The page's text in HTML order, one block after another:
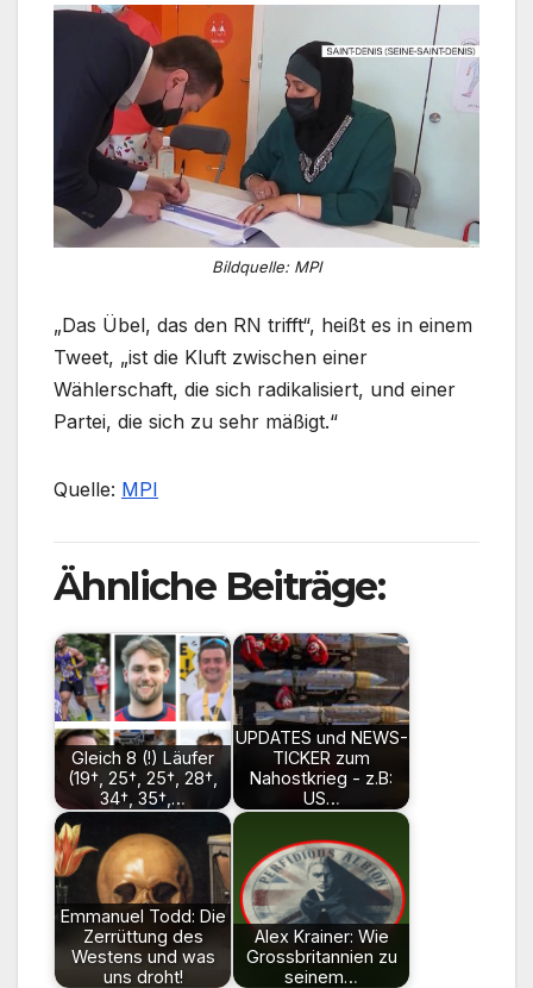
Bildquelle: MPI
„Das Übel, das den RN trifft“, heißt es in einem
Tweet, „ist die Kluft zwischen einer
Wählerschaft, die sich radikalisiert, und einer
Partei, die sich zu sehr mäßigt.“
Quelle: MPI
Ähnliche Beiträge:
Gleich 8 (!) Läufer
(19†, 25†, 25†, 28†,
34†, 35†,…
UPDATES und NEWS-
TICKER zum
Nahostkrieg - z.B:
US…
Emmanuel Todd: Die
Zerrüttung des
Westens und was
uns droht!
Alex Krainer: Wie
Grossbritannien zu
seinem…